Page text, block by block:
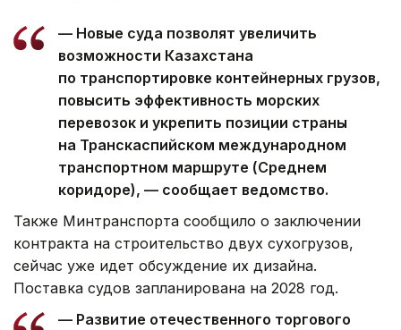
— Новые суда позволят увеличить
возможности Казахстана
по транспортировке контейнерных грузов,
повысить эффективность морских
перевозок и укрепить позиции страны
на Транскаспийском международном
транспортном маршруте (Среднем
коридоре), — сообщает ведомство.
Также Минтранспорта сообщило о заключении
контракта на строительство двух сухогрузов,
сейчас уже идет обсуждение их дизайна.
Поставка судов запланирована на 2028 год.
— Развитие отечественного торгового